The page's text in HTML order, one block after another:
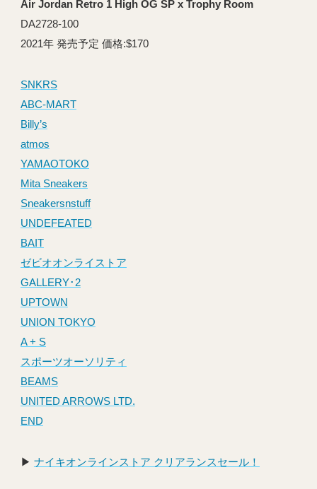
Air Jordan Retro 1 High OG SP x Trophy Room
DA2728-100
2021年 発売予定 価格:$170
SNKRS
ABC-MART
Billy’s
atmos
YAMAOTOKO
Mita Sneakers
Sneakersnstuff
UNDEFEATED
BAIT
ゼビオオンライストア
GALLERY･2
UPTOWN
UNION TOKYO
A + S
スポーツオーソリティ
BEAMS
UNITED ARROWS LTD.
END
▶︎ ナイキオンラインストア クリアランスセール！